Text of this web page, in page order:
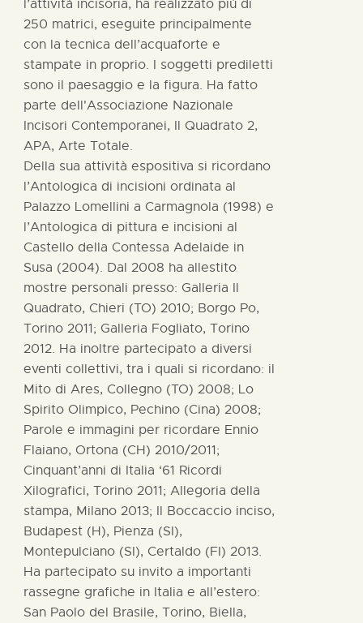
l’attività incisoria, ha realizzato più di
250 matrici, eseguite principalmente
con la tecnica dell’acquaforte e
stampate in proprio. I soggetti prediletti
sono il paesaggio e la figura. Ha fatto
parte dell'Associazione Nazionale
Incisori Contemporanei, Il Quadrato 2,
APA, Arte Totale.
Della sua attività espositiva si ricordano
l’Antologica di incisioni ordinata al
Palazzo Lomellini a Carmagnola (1998) e
l’Antologica di pittura e incisioni al
Castello della Contessa Adelaide in
Susa (2004). Dal 2008 ha allestito
mostre personali presso: Galleria Il
Quadrato, Chieri (TO) 2010; Borgo Po,
Torino 2011; Galleria Fogliato, Torino
2012. Ha inoltre partecipato a diversi
eventi collettivi, tra i quali si ricordano: il
Mito di Ares, Collegno (TO) 2008; Lo
Spirito Olimpico, Pechino (Cina) 2008;
Parole e immagini per ricordare Ennio
Flaiano, Ortona (CH) 2010/2011;
Cinquant’anni di Italia ‘61 Ricordi
Xilografici, Torino 2011; Allegoria della
stampa, Milano 2013; Il Boccaccio inciso,
Budapest (H), Pienza (SI),
Montepulciano (SI), Certaldo (FI) 2013.
Ha partecipato su invito a importanti
rassegne grafiche in Italia e all’estero:
San Paolo del Brasile, Torino, Biella,